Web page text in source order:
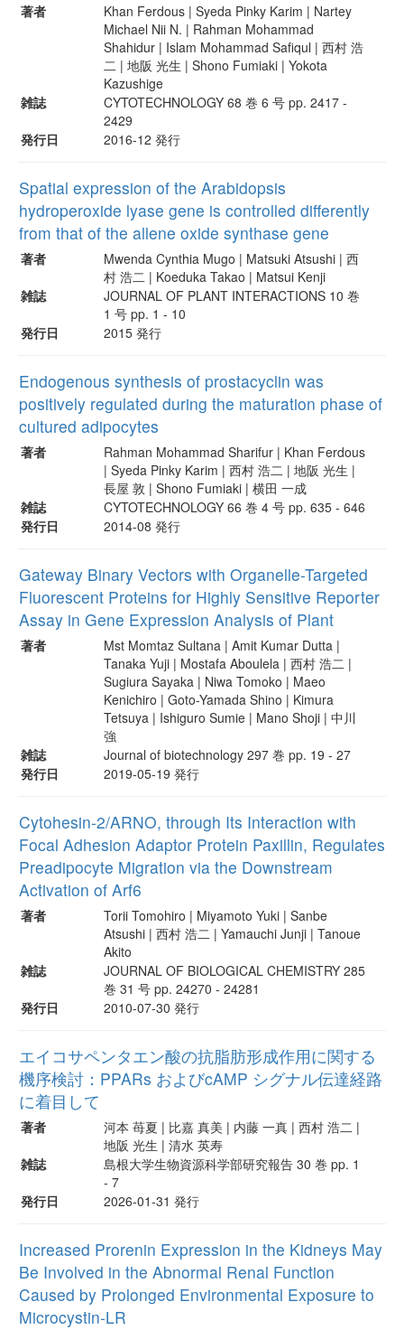
著者
Khan Ferdous | Syeda Pinky Karim | Nartey
Michael Nii N. | Rahman Mohammad
Shahidur | Islam Mohammad Safiqul | 西村 浩
二 | 地阪 光生 | Shono Fumiaki | Yokota
Kazushige
雑誌
CYTOTECHNOLOGY 68 巻 6 号 pp. 2417 -
2429
発行日
2016-12 発行
Spatial expression of the Arabidopsis
hydroperoxide lyase gene is controlled differently
from that of the allene oxide synthase gene
著者
Mwenda Cynthia Mugo | Matsuki Atsushi | 西
村 浩二 | Koeduka Takao | Matsui Kenji
雑誌
JOURNAL OF PLANT INTERACTIONS 10 巻
1 号 pp. 1 - 10
発行日
2015 発行
Endogenous synthesis of prostacyclin was
positively regulated during the maturation phase of
cultured adipocytes
著者
Rahman Mohammad Sharifur | Khan Ferdous
| Syeda Pinky Karim | 西村 浩二 | 地阪 光生 |
長屋 敦 | Shono Fumiaki | 横田 一成
雑誌
CYTOTECHNOLOGY 66 巻 4 号 pp. 635 - 646
発行日
2014-08 発行
Gateway Binary Vectors with Organelle-Targeted
Fluorescent Proteins for Highly Sensitive Reporter
Assay in Gene Expression Analysis of Plant
著者
Mst Momtaz Sultana | Amit Kumar Dutta |
Tanaka Yuji | Mostafa Aboulela | 西村 浩二 |
Sugiura Sayaka | Niwa Tomoko | Maeo
Kenichiro | Goto-Yamada Shino | Kimura
Tetsuya | Ishiguro Sumie | Mano Shoji | 中川
強
雑誌
Journal of biotechnology 297 巻 pp. 19 - 27
発行日
2019-05-19 発行
Cytohesin-2/ARNO, through Its Interaction with
Focal Adhesion Adaptor Protein Paxillin, Regulates
Preadipocyte Migration via the Downstream
Activation of Arf6
著者
Torii Tomohiro | Miyamoto Yuki | Sanbe
Atsushi | 西村 浩二 | Yamauchi Junji | Tanoue
Akito
雑誌
JOURNAL OF BIOLOGICAL CHEMISTRY 285
巻 31 号 pp. 24270 - 24281
発行日
2010-07-30 発行
エイコサペンタエン酸の抗脂肪形成作用に関する
機序検討：PPARs およびcAMP シグナル伝達経路
に着目して
著者
河本 苺夏 | 比嘉 真美 | 内藤 一真 | 西村 浩二 |
地阪 光生 | 清水 英寿
雑誌
島根大学生物資源科学部研究報告 30 巻 pp. 1
- 7
発行日
2026-01-31 発行
Increased Prorenin Expression in the Kidneys May
Be Involved in the Abnormal Renal Function
Caused by Prolonged Environmental Exposure to
Microcystin-LR